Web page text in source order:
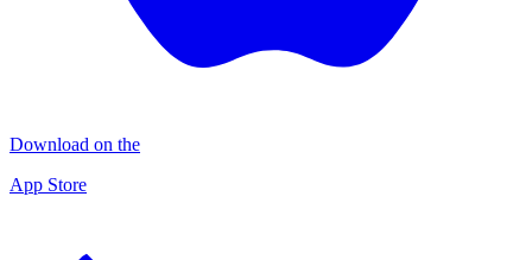
Download on the
App Store